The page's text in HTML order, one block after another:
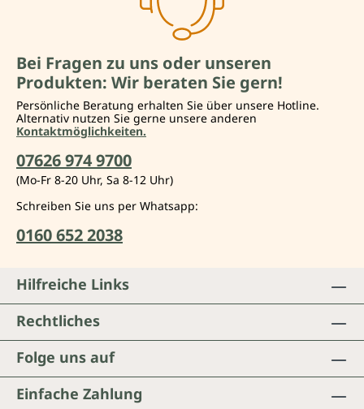
Bei Fragen zu uns oder unseren
Produkten: Wir beraten Sie gern!
Persönliche Beratung erhalten Sie über unsere Hotline.
Alternativ nutzen Sie gerne unsere anderen
Kontaktmöglichkeiten.
07626 974 9700
(Mo-Fr 8-20 Uhr, Sa 8-12 Uhr)
Schreiben Sie uns per Whatsapp:
0160 652 2038
Folge uns auf
Einfache Zahlung
Hilfreiche Links
Rechtliches